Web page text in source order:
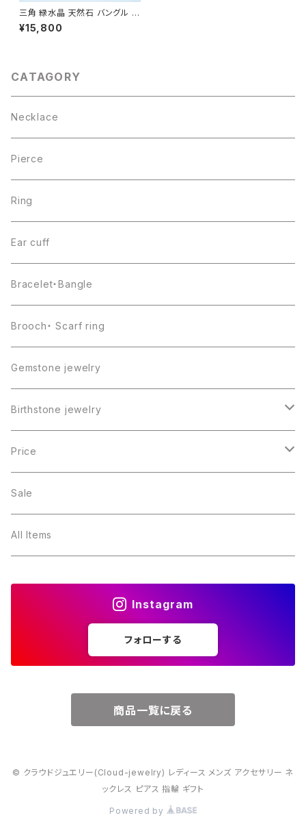
三角 緑水晶 天然石 バングル シ
ルバー925
¥15,800
CATAGORY
Necklace
Pierce
Ring
Ear cuff
Bracelet・Bangle
Brooch・ Scarf ring
Gemstone jewelry
Birthstone jewelry
１月・ガーネット
２月・アメジスト
３月・アクアマリン
Price
～5000円
～10000円
Sale
All Items
Instagram
フォローする
商品一覧に戻る
© クラウドジュエリー(Cloud-jewelry) レディース メンズ アクセサリー ネ
ックレス ピアス 指輪 ギフト
Powered by